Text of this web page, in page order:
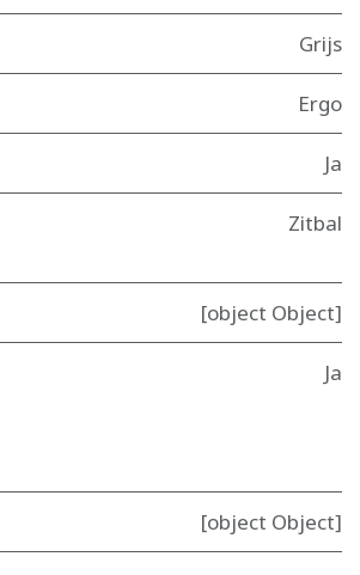
Grijs
Ergo
Ja
Zitbal
[object Object]
Ja
[object Object]